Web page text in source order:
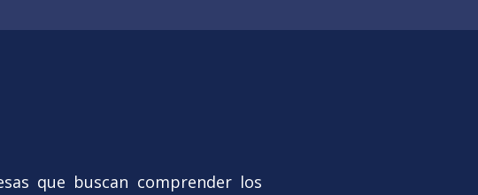
que buscan comprender los